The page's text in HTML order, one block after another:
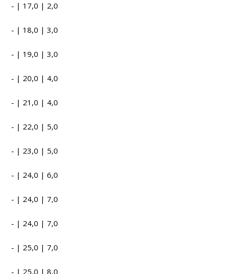
- | 17,0 | 2,0
- | 18,0 | 3,0
- | 19,0 | 3,0
- | 20,0 | 4,0
- | 21,0 | 4,0
- | 22,0 | 5,0
- | 23,0 | 5,0
- | 24,0 | 6,0
- | 24,0 | 7,0
- | 24,0 | 7,0
- | 25,0 | 7,0
- | 25,0 | 8,0